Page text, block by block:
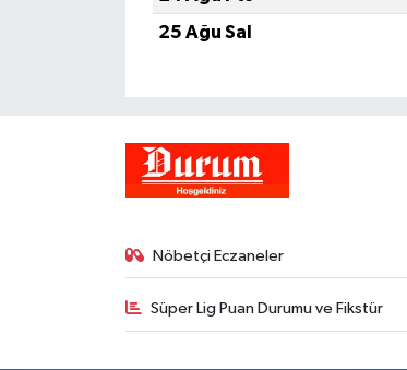
25 Ağu Sal
Nöbetçi Eczaneler
Süper Lig Puan Durumu ve Fikstür